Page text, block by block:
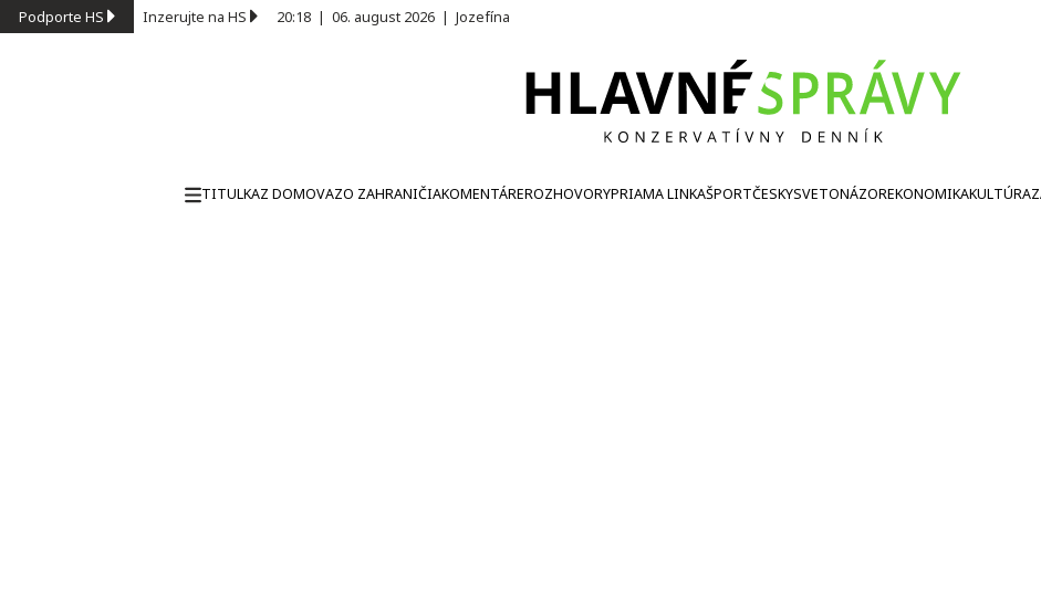
Podporte HS Inzerujte na HS 20:18 | 06. august 2026 | Jozefína
TITULKAZ DOMOVAZO ZAHRANIČIAKOMENTÁREROZHOVORYPRIAMA LINKAŠPORTČESKYSVETONÁZOREKONOMIKAKULTÚRA